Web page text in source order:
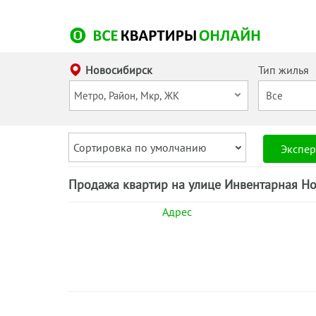
Новосибирск Тип жилья
Сортировка по умолчанию
Продажа квартир на улице Инвентарная
Адрес